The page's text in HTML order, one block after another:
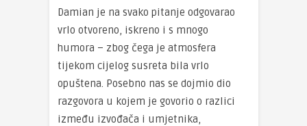
Damian je na svako pitanje odgovarao
vrlo otvoreno, iskreno i s mnogo
humora – zbog čega je atmosfera
tijekom cijelog susreta bila vrlo
opuštena. Posebno nas se dojmio dio
razgovora u kojem je govorio o razlici
između izvođača i umjetnika,